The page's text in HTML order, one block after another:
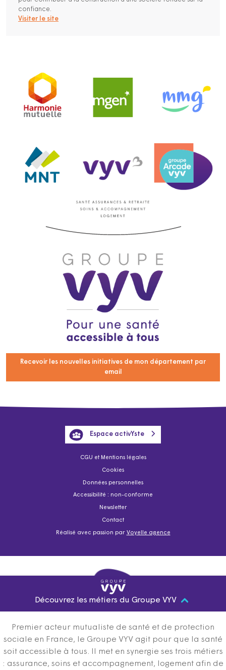
confiance.
Visiter le site
Recevoir les nouvelles initiatives de mon département par
email
CGU et Mentions légales
Cookies
Données personnelles
Accessibilité : non-conforme
Newsletter
Contact
Réalisé avec passion par Voyelle agence
Espace activYste
Découvrez les métiers du Groupe VYV
Premier acteur mutualiste de santé et de protection
sociale en France, le Groupe VYV agit pour que la santé
soit accessible à tous. Il met en synergie ses trois métiers
: assurance, soins et accompagnement, logement afin de